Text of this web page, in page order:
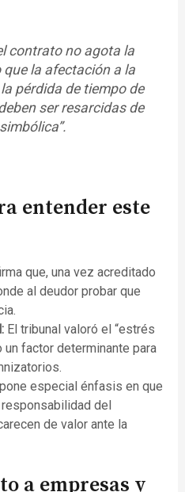
contrato no agota la
la afectación a la
pérdida de tiempo de
ser resarcidas de
entender este
que, una vez acreditado
al deudor probar que
El tribunal valoró el “estrés
factor determinante para
especial énfasis en que
del
de valor ante la
a empresas y